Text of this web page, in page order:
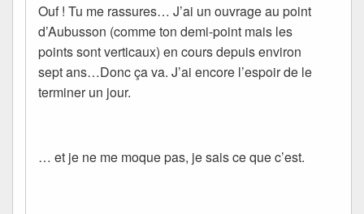
Ouf ! Tu me rassures… J’ai un ouvrage au point
d’Aubusson (comme ton demi-point mais les
points sont verticaux) en cours depuis environ
sept ans…Donc ça va. J’ai encore l’espoir de le
terminer un jour.
… et je ne me moque pas, je sais ce que c’est.